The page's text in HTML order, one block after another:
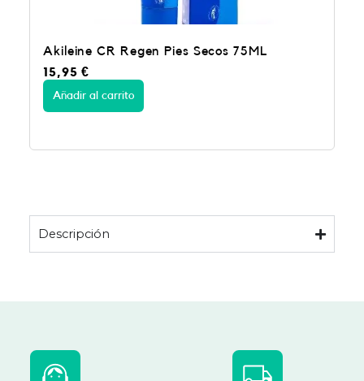
Akileine CR Regen Pies Secos 75ML
15,95€
Añadir al carrito
Descripción